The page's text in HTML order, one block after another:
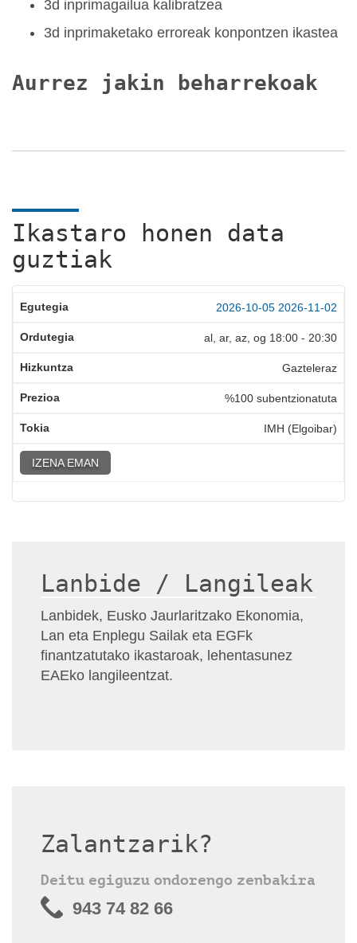
3d inprimagailua kalibratzea
3d inprimaketako erroreak konpontzen ikastea
Aurrez jakin beharrekoak
Ikastaro honen data
guztiak
2026-10-05 2026-11-02
al, ar, az, og 18:00 - 20:30
Gazteleraz
%100 subentzionatuta
IMH (Elgoibar)
IZENA EMAN
Lanbide / Langileak
Lanbidek, Eusko Jaurlaritzako Ekonomia,
Lan eta Enplegu Sailak eta EGFk
finantzatutako ikastaroak, lehentasunez
EAEko langileentzat.
Zalantzarik?
Deitu egiguzu ondorengo zenbakira
943 74 82 66